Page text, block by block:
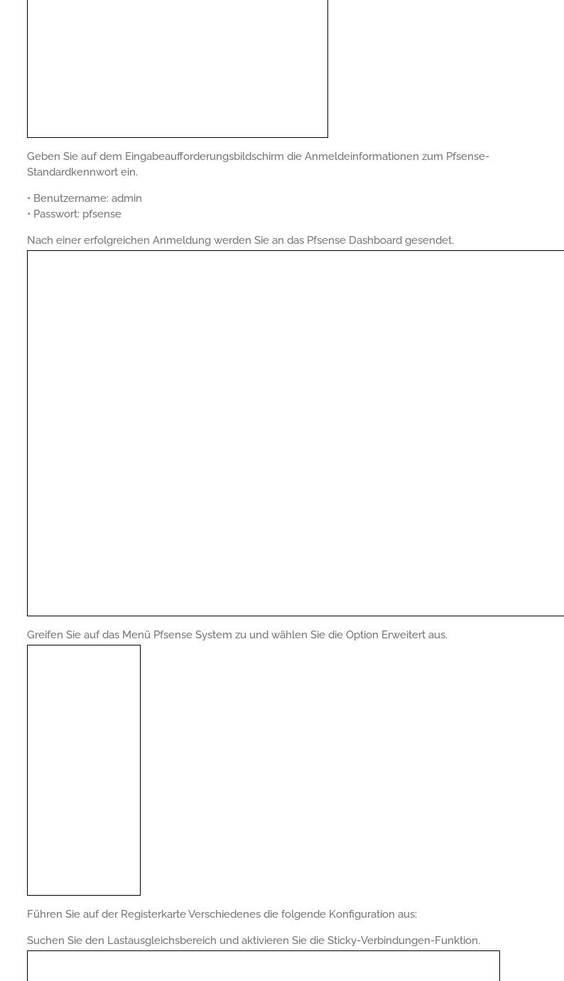
Geben Sie auf dem Eingabeaufforderungsbildschirm die Anmeldeinformationen zum Pfsense-
Standardkennwort ein.
• Benutzername: admin
• Passwort: pfsense
Nach einer erfolgreichen Anmeldung werden Sie an das Pfsense Dashboard gesendet.
Greifen Sie auf das Menü Pfsense System zu und wählen Sie die Option Erweitert aus.
Führen Sie auf der Registerkarte Verschiedenes die folgende Konfiguration aus:
Suchen Sie den Lastausgleichsbereich und aktivieren Sie die Sticky-Verbindungen-Funktion.